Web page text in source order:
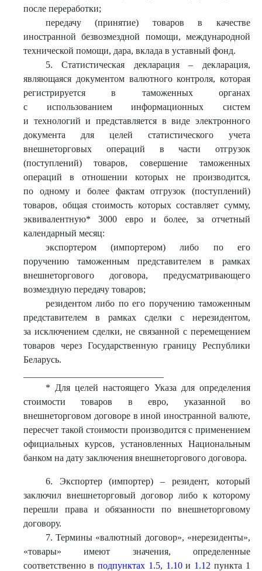
после переработки;
передачу (принятие) товаров в качестве
иностранной безвозмездной помощи, международной
технической помощи, дара, вклада в уставный фонд.
5. Статистическая декларация – декларация,
являющаяся документом валютного контроля, которая
регистрируется в таможенных органах
с использованием информационных систем
и технологий и представляется в виде электронного
документа для целей статистического учета
внешнеторговых операций в части отгрузок
(поступлений) товаров, совершение таможенных
операций в отношении которых не производится,
по одному и более фактам отгрузок (поступлений)
товаров, общая стоимость которых составляет сумму,
эквивалентную* 3000 евро и более, за отчетный
календарный месяц:
экспортером (импортером) либо по его
поручению таможенным представителем в рамках
внешнеторгового договора, предусматривающего
возмездную передачу товаров;
резидентом либо по его поручению таможенным
представителем в рамках сделки с нерезидентом,
за исключением сделки, не связанной с перемещением
товаров через Государственную границу Республики
Беларусь.
* Для целей настоящего Указа для определения
стоимости товаров в евро, указанной во
внешнеторговом договоре в иной иностранной валюте,
пересчет такой стоимости производится с применением
официальных курсов, установленных Национальным
банком на дату заключения внешнеторгового договора.
6. Экспортер (импортер) – резидент, который
заключил внешнеторговый договор либо к которому
перешли права и обязанности по внешнеторговому
договору.
7. Термины «валютный договор», «нерезиденты»,
«товары» имеют значения, определенные
соответственно в подпунктах 1.5, 1.10и 1.12 пункта 1